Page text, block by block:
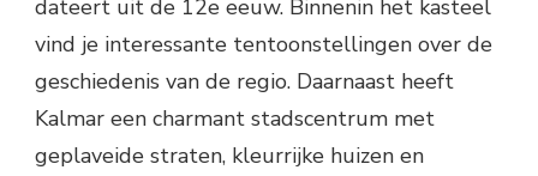
dateert uit de 12e eeuw. Binnenin het kasteel
vind je interessante tentoonstellingen over de
geschiedenis van de regio. Daarnaast heeft
Kalmar een charmant stadscentrum met
geplaveide straten, kleurrijke huizen en